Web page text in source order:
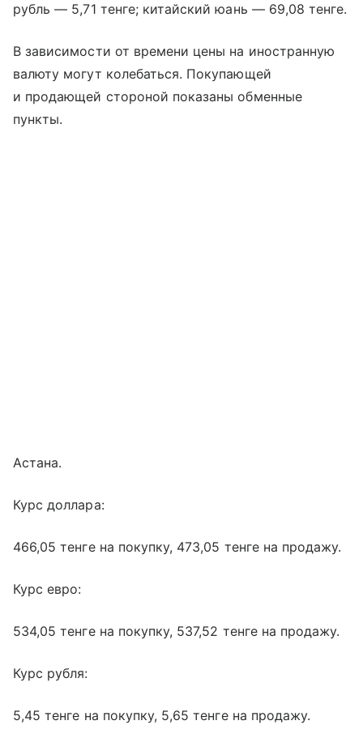
рубль — 5,71 тенге; китайский юань — 69,08 тенге.
В зависимости от времени цены на иностранную
валюту могут колебаться. Покупающей
и продающей стороной показаны обменные
пункты.
Астана.
Курс доллара:
466,05 тенге на покупку, 473,05 тенге на продажу.
Курс евро:
534,05 тенге на покупку, 537,52 тенге на продажу.
Курс рубля:
5,45 тенге на покупку, 5,65 тенге на продажу.